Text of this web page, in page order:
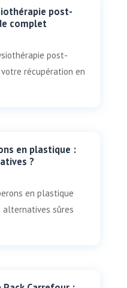
post-
complet
post-
récupération en
en plastique :
?
en plastique
sûres